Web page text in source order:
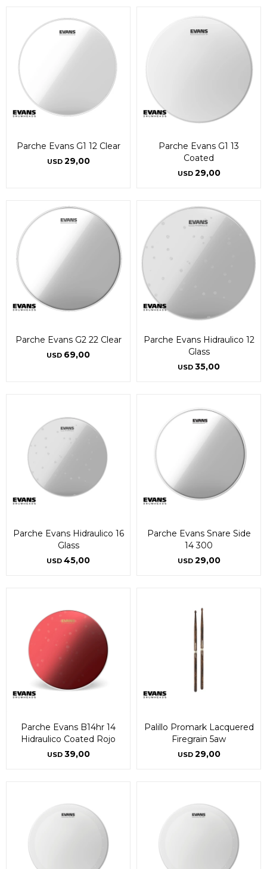
Parche Evans G1 12 Clear
USD 29,00
Parche Evans G1 13
Coated
USD 29,00
Parche Evans G2 22 Clear
USD 69,00
Parche Evans Hidraulico 12
Glass
USD 35,00
Parche Evans Hidraulico 16
Glass
USD 45,00
Parche Evans Snare Side
14 300
USD 29,00
Parche Evans B14hr 14
Hidraulico Coated Rojo
USD 39,00
Palillo Promark Lacquered
Firegrain 5aw
USD 29,00